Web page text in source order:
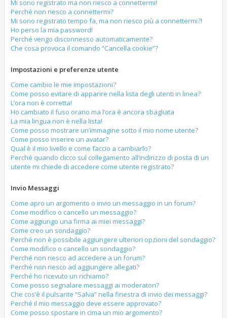
Mi sono registrato ma non riesco a connettermi!
Perché non riesco a connettermi?
Mi sono registrato tempo fa, ma non riesco più a connettermi?!
Ho perso la mia password!
Perché vengo disconnesso automaticamente?
Che cosa provoca il comando “Cancella cookie”?
Impostazioni e preferenze utente
Come cambio le mie impostazioni?
Come posso evitare di apparire nella lista degli utenti in linea?
L’ora non è corretta!
Ho cambiato il fuso orario ma l’ora è ancora sbagliata
La mia lingua non è nella lista!
Come posso mostrare un’immagine sotto il mio nome utente?
Come posso inserire un avatar?
Qual è il mio livello e come faccio a cambiarlo?
Perché quando clicco sul collegamento all’indirizzo di posta di un
utente mi chiede di accedere come utente registrato?
Invio Messaggi
Come apro un argomento o invio un messaggio in un forum?
Come modifico o cancello un messaggio?
Come aggiungo una firma ai miei messaggi?
Come creo un sondaggio?
Perché non è possibile aggiungere ulteriori opzioni del sondaggio?
Come modifico o cancello un sondaggio?
Perché non riesco ad accedere a un forum?
Perché non riesco ad aggiungere allegati?
Perché ho ricevuto un richiamo?
Come posso segnalare messaggi ai moderatori?
Che cos’è il pulsante “Salva” nella finestra di invio dei messaggi?
Perché il mio messaggio deve essere approvato?
Come posso spostare in cima un mio argomento?
o
i
o